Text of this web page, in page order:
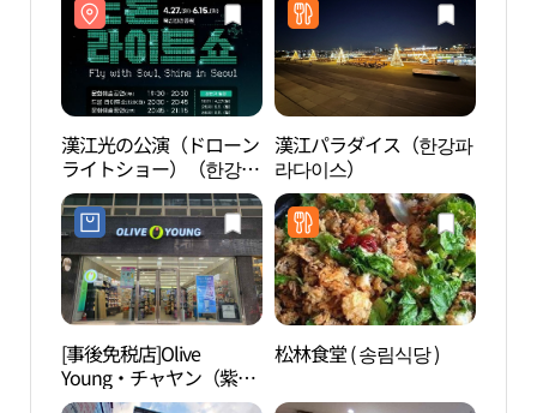
漢江光の公演（ドローン
ライトショー）（한강
불빛 공연（드론 라이트
쇼））
漢江パラダイス（한강파
라다이스）
[事後免税店]Olive
Young・チャヤン（紫
陽）駅店(올리브영 자양
松林食堂 ( 송림식당 )